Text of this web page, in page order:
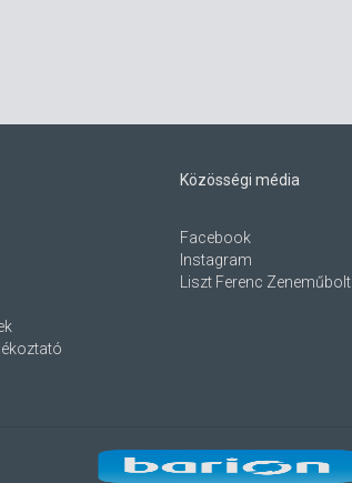
Közösségi média
Facebook
Instagram
Liszt Ferenc Zeneműbolt